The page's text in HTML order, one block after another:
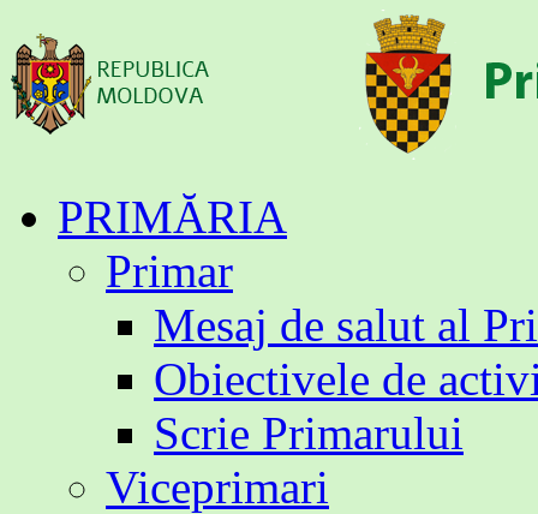
conținutPRIMĂRIA
Primar
Mesaj de salut al
Obiectivele de
Scrie Primarului
Viceprimari